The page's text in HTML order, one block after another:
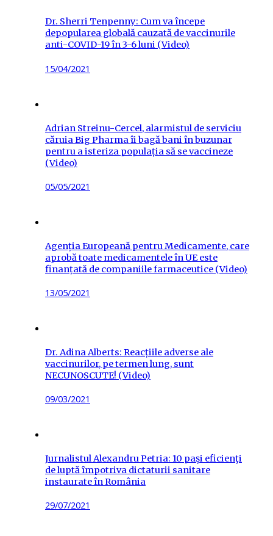
Dr. Sherri Tenpenny: Cum va începe
depopularea globală cauzată de vaccinurile
anti-COVID-19 în 3-6 luni (Video)
Posted
15/04/2021
Adrian Streinu-Cercel, alarmistul de serviciu
căruia Big Pharma îi bagă bani în buzunar
pentru a isteriza populația să se vaccineze
(Video)
Posted
05/05/2021
Agenția Europeană pentru Medicamente, care
aprobă toate medicamentele în UE este
finanțată de companiile farmaceutice (Video)
Posted
13/05/2021
Dr. Adina Alberts: Reacțiile adverse ale
vaccinurilor, pe termen lung, sunt
NECUNOSCUTE! (Video)
Posted
09/03/2021
Jurnalistul Alexandru Petria: 10 paşi eficienţi
de luptă împotriva dictaturii sanitare
instaurate în România
Posted
29/07/2021